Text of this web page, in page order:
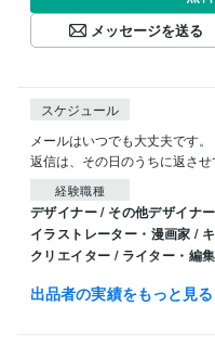
メッセージを送る
スケジュール
メールはいつでも大丈夫です。
返信は、その日のうちに返させ
経験職種
デザイナー / その他デザイナー
イラストレーター・漫画家 /
クリエイター / ライター・編集
職歴
出品者の実績をもっと見る